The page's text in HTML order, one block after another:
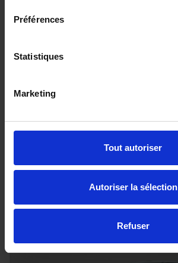
Préférences
Statistiques
Marketing
Tout autoriser
Autoriser la sélection
Refuser
1.5 E-POWER 205CH N-CONNECTA
416.32 €/mois